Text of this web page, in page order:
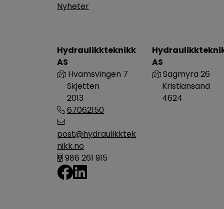
Hydraulikkteknikk
AS
Hvamsvingen 7
Skjetten
2013
67062150
post@hydraulikktek
nikk.no
986 261 915
Nyheter
AS
Sagmyra 26
Kristiansand
4624